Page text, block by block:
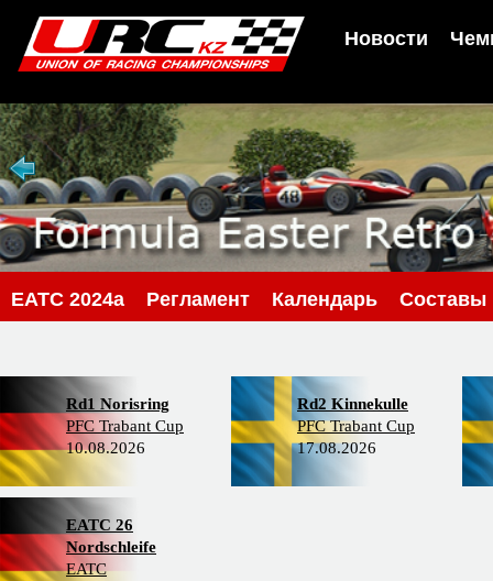
Новости
EATC 2024a Регламент Календарь Составы
Rd1 Norisring
PFC Trabant Cup
10.08.2026
Rd2 Kinnekulle
PFC Trabant Cup
17.08.2026
EATC 26
Nordschleife
EATC